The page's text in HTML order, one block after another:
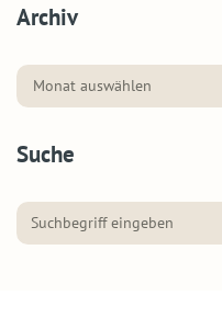
Archiv
Suche